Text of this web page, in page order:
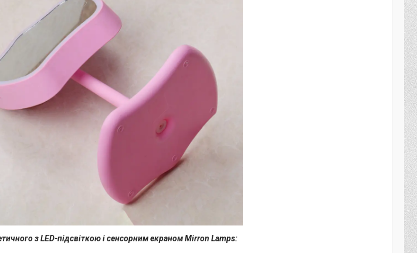
з LED-підсвіткою і сенсорним екраном Mirron Lamps: